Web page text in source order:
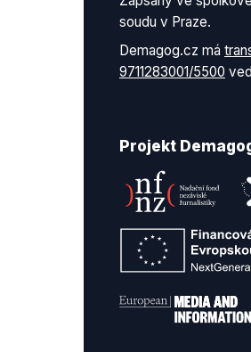
soudu v Praze.
Demagog.cz má
9711283001/5500
Projekt